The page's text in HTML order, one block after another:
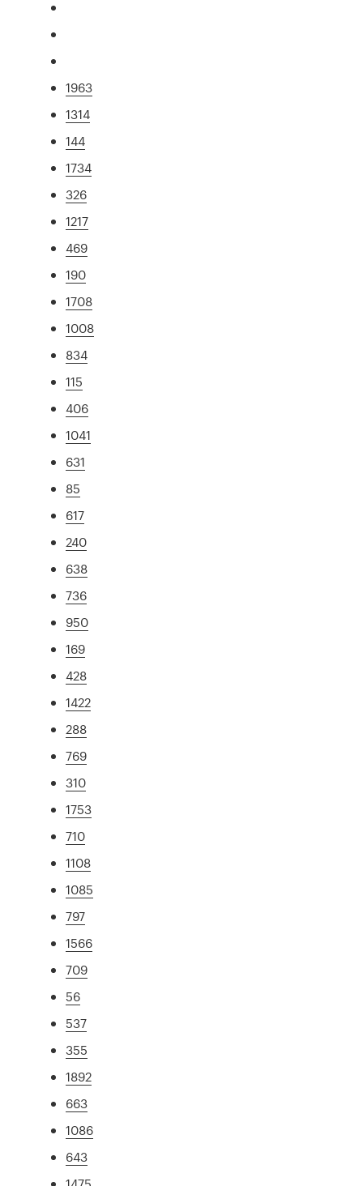
1963
1314
144
1734
326
1217
469
190
1708
1008
834
115
406
1041
631
85
617
240
638
736
950
169
428
1422
288
769
310
1753
710
1108
1085
797
1566
709
56
537
355
1892
663
1086
643